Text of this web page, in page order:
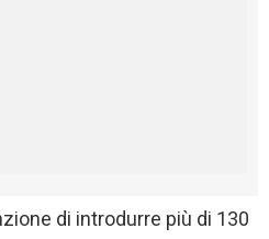
di introdurre più di 130